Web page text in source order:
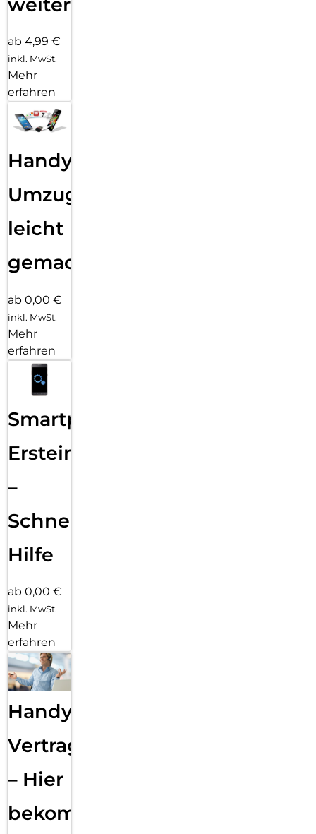
ab 4,99 €
inkl. MwSt.
Mehr
erfahren
Handy
Umzug
leicht
gemacht!
ab 0,00 €
inkl. MwSt.
Mehr
erfahren
Smartphone
Ersteinrichtung
–
Schnelle
Hilfe
ab 0,00 €
inkl. MwSt.
Mehr
erfahren
Handy
Vertragsabwicklung
– Hier
bekommst